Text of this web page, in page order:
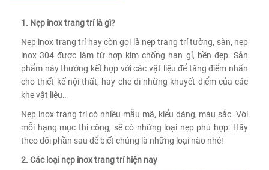
1. Nẹp inox trang trí là gì?
Nẹp inox trang trí hay còn gọi là nẹp trang trí tường, sàn, nẹp
inox 304 được làm từ hợp kim chống han gỉ, bền đẹp. Sản
phẩm này thường kết hợp với các vật liệu để tăng điểm nhấn
cho thiết kế nội thất, hay che đi những khuyết điểm của các
khe vật liệu…
Nẹp inox trang trí có nhiều mẫu mã, kiểu dáng, màu sắc. Với
mỗi hạng mục thi công, sẽ có những loại nẹp phù hợp. Hãy
theo dõi phần sau để biết chúng là những loại nào nhé!
2. Các loại nẹp inox trang trí hiện nay